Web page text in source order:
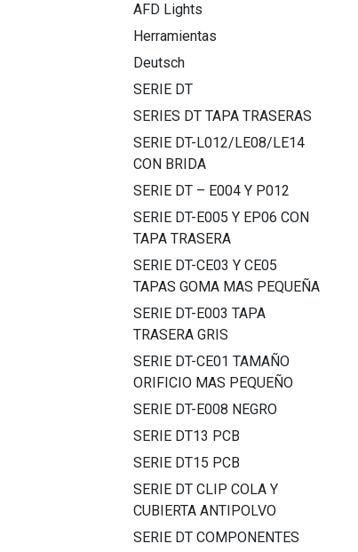
AFD Lights
Herramientas
Deutsch
SERIE DT
SERIES DT TAPA TRASERAS
SERIE DT-L012/LE08/LE14
CON BRIDA
SERIE DT – E004 Y P012
SERIE DT-E005 Y EP06 CON
TAPA TRASERA
SERIE DT-CE03 Y CE05
TAPAS GOMA MAS PEQUEÑA
SERIE DT-E003 TAPA
TRASERA GRIS
SERIE DT-CE01 TAMAÑO
ORIFICIO MAS PEQUEÑO
SERIE DT-E008 NEGRO
SERIE DT13 PCB
SERIE DT15 PCB
SERIE DT CLIP COLA Y
CUBIERTA ANTIPOLVO
SERIE DT COMPONENTES